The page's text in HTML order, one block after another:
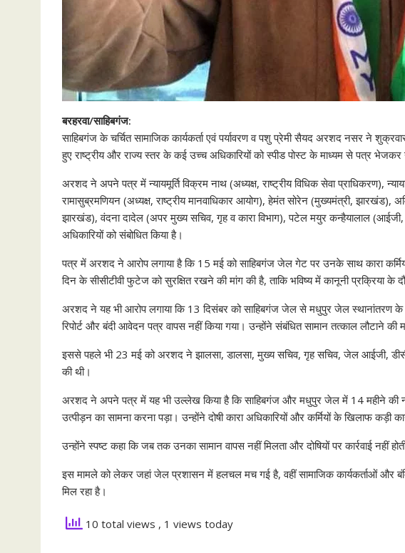
बरहरवा/साहिबगंज:
साहिबगंज के चर्चित सामाजिक कार्यकर्ता एवं पर्यावरण व पशु प्रेमी सैयद अरशद नसर ने
हुए राष्ट्रीय और राज्य स्तर के कई उच्च अधिकारियों को स्पीड पोस्ट के माध्यम से पत्र भेजकर
अरशद ने अपने पत्र में न्यायमूर्ति विक्रम नाथ (अध्यक्ष, राष्ट्रीय विधिक सेवा प्राधिकरण),
रामासुब्रमणियन (अध्यक्ष, राष्ट्रीय मानवाधिकार आयोग), हेमंत सोरेन (मुख्यमंत्री, झारखंड),
झारखंड), वंदना दादेल (अपर मुख्य सचिव, गृह व कारा विभाग), पटेल मयुर कन्हैयालाल
अधिकारियों को संबोधित किया है।
पत्र में अरशद ने आरोप लगाया है कि 15 मई को साहिबगंज जेल गेट पर उनके साथ कारा
दिन के सीसीटीवी फुटेज को सुरक्षित रखने की मांग की है, ताकि भविष्य में कानूनी प्रक्रिया के
अरशद ने यह भी आरोप लगाया कि 13 दिसंबर को साहिबगंज जेल से मधुपुर जेल स्थानांतरण के
रिपोर्ट और बंदी आवेदन पत्र वापस नहीं किया गया। उन्होंने संबंधित सामान तत्काल लौटाने की
इससे पहले भी 23 मई को अरशद ने झालसा, डालसा, मुख्य सचिव, गृह सचिव, जेल आईजी,
की थी।
अरशद ने अपने पत्र में यह भी उल्लेख किया है कि साहिबगंज और मधुपुर जेल में 14 महीने की
उत्पीड़न का सामना करना पड़ा। उन्होंने दोषी कारा अधिकारियों और कर्मियों के खिलाफ कड़ी
उन्होंने स्पष्ट कहा कि जब तक उनका सामान वापस नहीं मिलता और दोषियों पर कार्रवाई नहीं
इस मामले को लेकर जहां जेल प्रशासन में हलचल मच गई है, वहीं सामाजिक कार्यकर्ताओं और
मिल रहा है।
10 total views , 1 views today